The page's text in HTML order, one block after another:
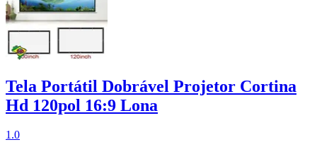
Tela Portátil Dobrável Projetor Cortina
Hd 120pol 16:9 Lona
1.0